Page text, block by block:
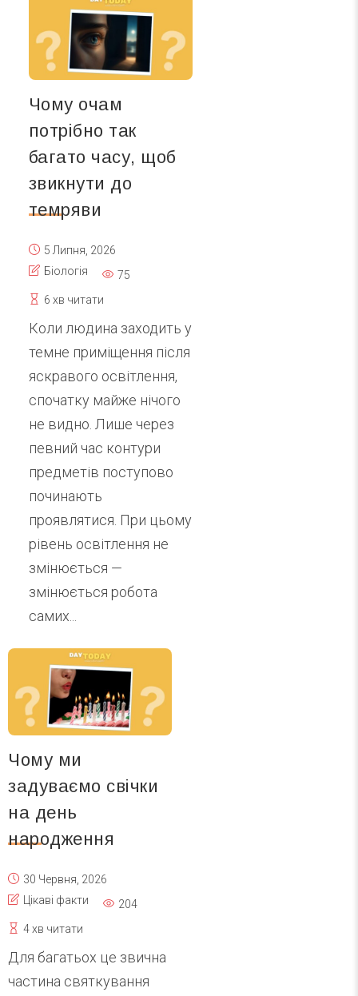
Чому очам
потрібно так
багато часу, щоб
звикнути до
темряви
5 Липня, 2026
Біологія
75
6 хв читати
Коли людина заходить у
темне приміщення після
яскравого освітлення,
спочатку майже нічого
не видно. Лише через
певний час контури
предметів поступово
починають
проявлятися. При цьому
рівень освітлення не
змінюється —
змінюється робота
самих...
Чому ми
задуваємо свічки
на день
народження
30 Червня, 2026
Цікаві факти
204
4 хв читати
Для багатьох це звична
частина святкування